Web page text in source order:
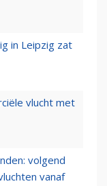
in Leipzig zat
vlucht met
volgend
vanaf